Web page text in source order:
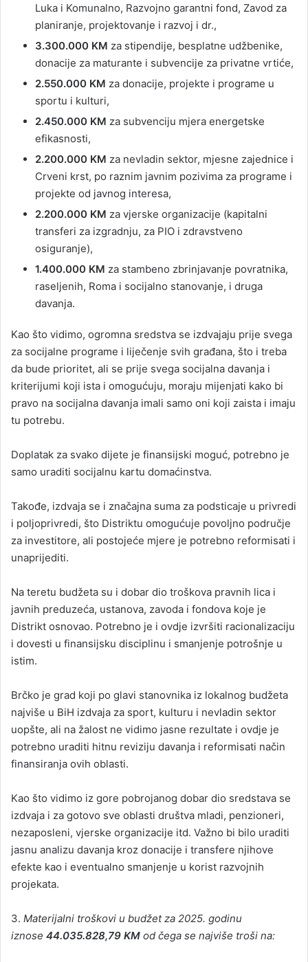
Luka i Komunalno, Razvojno garantni fond, Zavod za
planiranje, projektovanje i razvoj i dr.,
3.300.000 KM za stipendije, besplatne udžbenike,
donacije za maturante i subvencije za privatne vrtiće,
2.550.000 KM za donacije, projekte i programe u
sportu i kulturi,
2.450.000 KM za subvenciju mjera energetske
efikasnosti,
2.200.000 KM za nevladin sektor, mjesne zajednice i
Crveni krst, po raznim javnim pozivima za programe i
projekte od javnog interesa,
2.200.000 KM za vjerske organizacije (kapitalni
transferi za izgradnju, za PIO i zdravstveno
osiguranje),
1.400.000 KM za stambeno zbrinjavanje povratnika,
raseljenih, Roma i socijalno stanovanje, i druga
davanja.
Kao što vidimo, ogromna sredstva se izdvajaju prije svega
za socijalne programe i liječenje svih građana, što i treba
da bude prioritet, ali se prije svega socijalna davanja i
kriterijumi koji ista i omogućuju, moraju mijenjati kako bi
pravo na socijalna davanja imali samo oni koji zaista i imaju
tu potrebu.
Doplatak za svako dijete je finansijski moguć, potrebno je
samo uraditi socijalnu kartu domaćinstva.
Takođe, izdvaja se i značajna suma za podsticaje u privredi
i poljoprivredi, što Distriktu omogućuje povoljno područje
za investitore, ali postojeće mjere je potrebno reformisati i
unaprijediti.
Na teretu budžeta su i dobar dio troškova pravnih lica i
javnih preduzeća, ustanova, zavoda i fondova koje je
Distrikt osnovao. Potrebno je i ovdje izvršiti racionalizaciju
i dovesti u finansijsku disciplinu i smanjenje potrošnje u
istim.
Brčko je grad koji po glavi stanovnika iz lokalnog budžeta
najviše u BiH izdvaja za sport, kulturu i nevladin sektor
uopšte, ali na žalost ne vidimo jasne rezultate i ovdje je
potrebno uraditi hitnu reviziju davanja i reformisati način
finansiranja ovih oblasti.
Kao što vidimo iz gore pobrojanog dobar dio sredstava se
izdvaja i za gotovo sve oblasti društva mladi, penzioneri,
nezaposleni, vjerske organizacije itd. Važno bi bilo uraditi
jasnu analizu davanja kroz donacije i transfere njihove
efekte kao i eventualno smanjenje u korist razvojnih
projekata.
3. Materijalni troškovi u budžet za 2025. godinu
iznose 44.035.828,79 KM od čega se najviše troši na: